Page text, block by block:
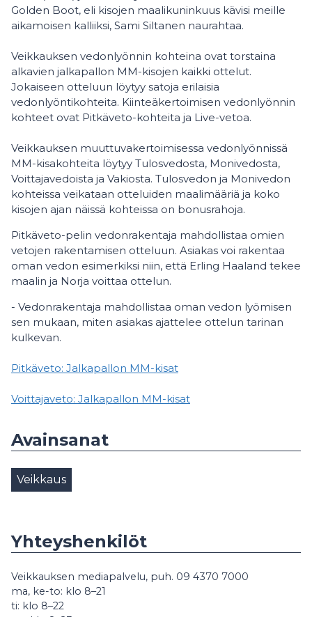
Golden Boot, eli kisojen maalikuninkuus kävisi meille
aikamoisen kalliiksi, Sami Siltanen naurahtaa.
Veikkauksen vedonlyönnin kohteina ovat torstaina
alkavien jalkapallon MM-kisojen kaikki ottelut.
Jokaiseen otteluun löytyy satoja erilaisia
vedonlyöntikohteita. Kiinteäkertoimisen vedonlyönnin
kohteet ovat Pitkäveto-kohteita ja Live-vetoa.
Veikkauksen muuttuvakertoimisessa vedonlyönnissä
MM-kisakohteita löytyy Tulosvedosta, Monivedosta,
Voittajavedoista ja Vakiosta. Tulosvedon ja Monivedon
kohteissa veikataan otteluiden maalimääriä ja koko
kisojen ajan näissä kohteissa on bonusrahoja.
Pitkäveto-pelin vedonrakentaja mahdollistaa omien
vetojen rakentamisen otteluun. Asiakas voi rakentaa
oman vedon esimerkiksi niin, että Erling Haaland tekee
maalin ja Norja voittaa ottelun.
- Vedonrakentaja mahdollistaa oman vedon lyömisen
sen mukaan, miten asiakas ajattelee ottelun tarinan
kulkevan.
Pitkäveto: Jalkapallon MM-kisat
Voittajaveto: Jalkapallon MM-kisat
Avainsanat
Veikkaus
Yhteyshenkilöt
Veikkauksen mediapalvelu, puh. 09 4370 7000
ma, ke-to: klo 8–21
ti: klo 8–22